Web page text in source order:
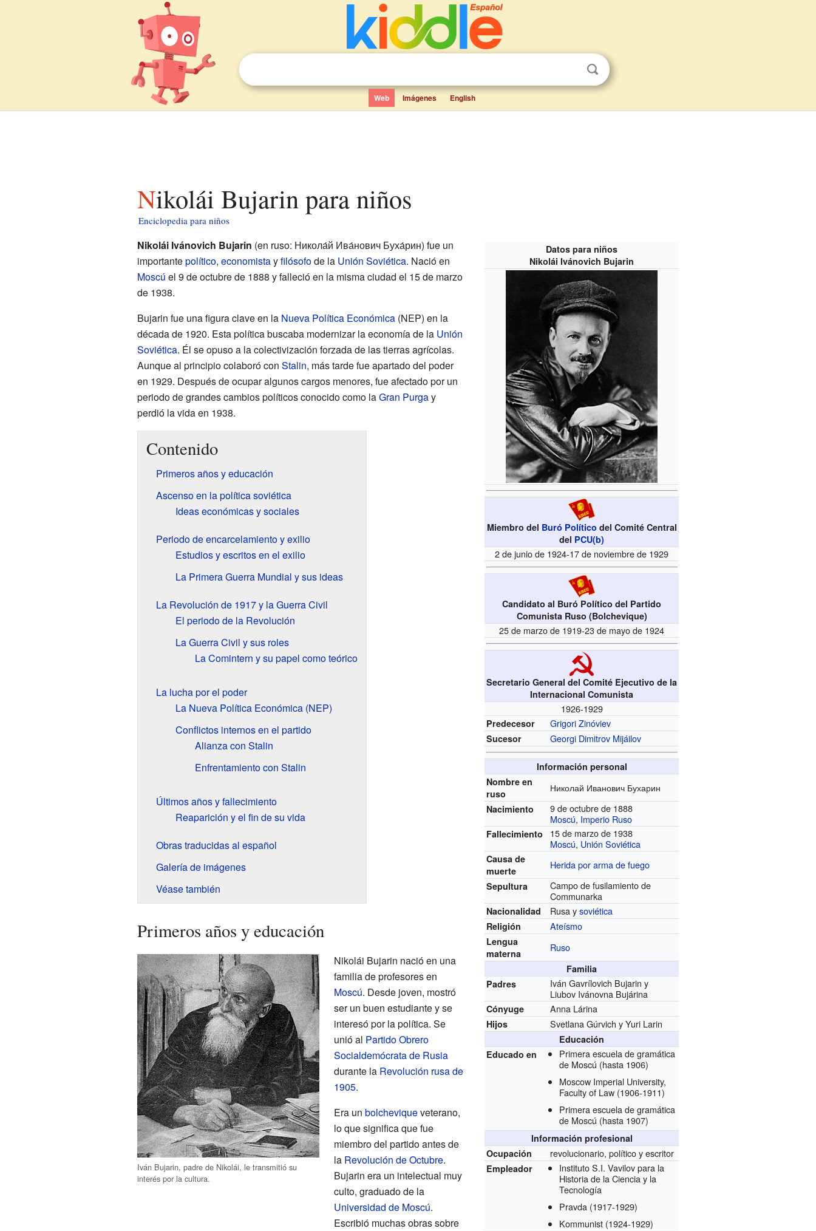
Web Imágenes English
Nikolái Bujarin para niños
Enciclopedia para niños
Datos para niños
Nikolái Ivánovich Bujarin
Miembro del Buró Político del Comité Central
del PCU(b)
2 de junio de 1924-17 de noviembre de 1929
Candidato al Buró Político del Partido
Comunista Ruso (Bolchevique)
25 de marzo de 1919-23 de mayo de 1924
Secretario General del Comité Ejecutivo de la
Internacional Comunista
1926-1929
Predecesor Grigori Zinóviev
Sucesor Georgi Dimitrov Mijáilov
Información personal
Nombre en
ruso
Николай Иванович Бухарин
Nacimiento
9 de octubre de 1888
Moscú, Imperio Ruso
Fallecimiento
15 de marzo de 1938
Moscú, Unión Soviética
Causa de
muerte
Herida por arma de fuego
Sepultura
Campo de fusilamiento de
Communarka
Nacionalidad Rusa ysoviética
Religión Ateísmo
Lengua
materna
Ruso
Familia
Padres
Iván Gavrílovich Bujarin y
Liubov Ivánovna Bujárina
Cónyuge Anna Lárina
Hijos Svetlana Gúrvich y Yuri Larin
Educación
Educado en
Primera escuela de gramática
de Moscú (hasta 1906)
Moscow Imperial University,
Faculty of Law (1906-1911)
Primera escuela de gramática
de Moscú (hasta 1907)
Información profesional
Ocupación
revolucionario, político y escritor
Empleador
Instituto S.I. Vavilov para la
Historia de la Ciencia y la
Tecnología
Pravda (1917-1929)
Kommunist (1924-1929)
Nikolái Ivánovich Bujarin (en ruso: Никола́й Ива́нович Буха́рин) fue un
importantepolítico, economistayfilósofode la Unión Soviética. Nació en
Moscú el 9 de octubre de 1888 y falleció en la misma ciudad el 15 de marzo
de 1938.
Bujarin fue una figura clave en la Nueva Política Económica(NEP) en la
década de 1920. Esta política buscaba modernizar la economía de la Unión
Soviética. Él se opuso a la colectivización forzada de las tierras agrícolas.
Aunque al principio colaboró con Stalin, más tarde fue apartado del poder
en 1929. Después de ocupar algunos cargos menores, fue afectado por un
periodo de grandes cambios políticos conocido como laGran Purgay
perdió la vida en 1938.
Contenido
Primeros años y educación
Ascenso en la política soviética
Ideas económicas y sociales
Periodo de encarcelamiento y exilio
Estudios y escritos en el exilio
La Primera Guerra Mundial y sus ideas
La Revolución de 1917 y la Guerra Civil
El periodo de la Revolución
La Guerra Civil y sus roles
La Comintern y su papel como teórico
La lucha por el poder
La Nueva Política Económica (NEP)
Conflictos internos en el partido
Alianza con Stalin
Enfrentamiento con Stalin
Últimos años y fallecimiento
Reaparición y el fin de su vida
Obras traducidas al español
Galería de imágenes
Véase también
Primeros años y educación
Iván Bujarin, padre de Nikolái, le transmitió su
interés por la cultura.
Nikolái Bujarin nació en una
familia de profesores en
Moscú. Desde joven, mostró
ser un buen estudiante y se
interesó por la política. Se
unió al Partido Obrero
Socialdemócrata de Rusia
durante la Revolución rusa de
1905.
Era un bolcheviqueveterano,
lo que significa que fue
miembro del partido antes de
la Revolución de Octubre.
Bujarin era un intelectual muy
culto, graduado de la
Universidad de Moscú.
Escribió muchas obras sobre